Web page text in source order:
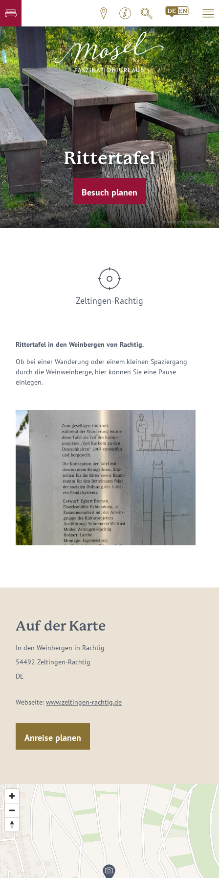
© Tourist Info Zeltingen-Rachtig
Rittertafel
Besuch planen
Zeltingen-Rachtig
Rittertafel in den Weinbergen von Rachtig.
Ob bei einer Wanderung oder einem kleinen Spaziergang
durch die Weinweinberge, hier können Sie eine Pause
einlegen.
Auf der Karte
In den Weinbergen in Rachtig
54492 Zeltingen-Rachtig
DE
Webseite: www.zeltingen-rachtig.de
Anreise planen